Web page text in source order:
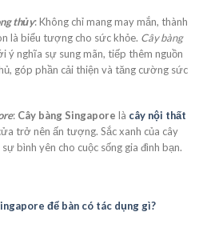
thủy: Không chỉ mang may mắn, thành
là biểu tượng cho sức khỏe. Cây bàng
ý nghĩa sự sung mãn, tiếp thêm nguồn
góp phần cải thiện và tăng cường sức
: Cây bàng Singapore là cây nội thất
trở nên ấn tượng. Sắc xanh của cây
bình yên cho cuộc sống gia đình bạn.
để bàn có tác dụng gì?